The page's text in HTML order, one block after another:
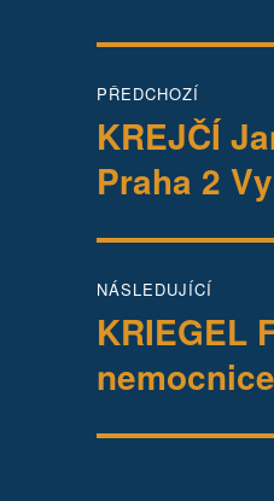
pro
příspěvek
PŘEDCHOZÍ
Předchozí
příspěvek:
KREJČÍ
Praha 2
NÁSLEDUJÍCÍ
Následující
KRIEGEL